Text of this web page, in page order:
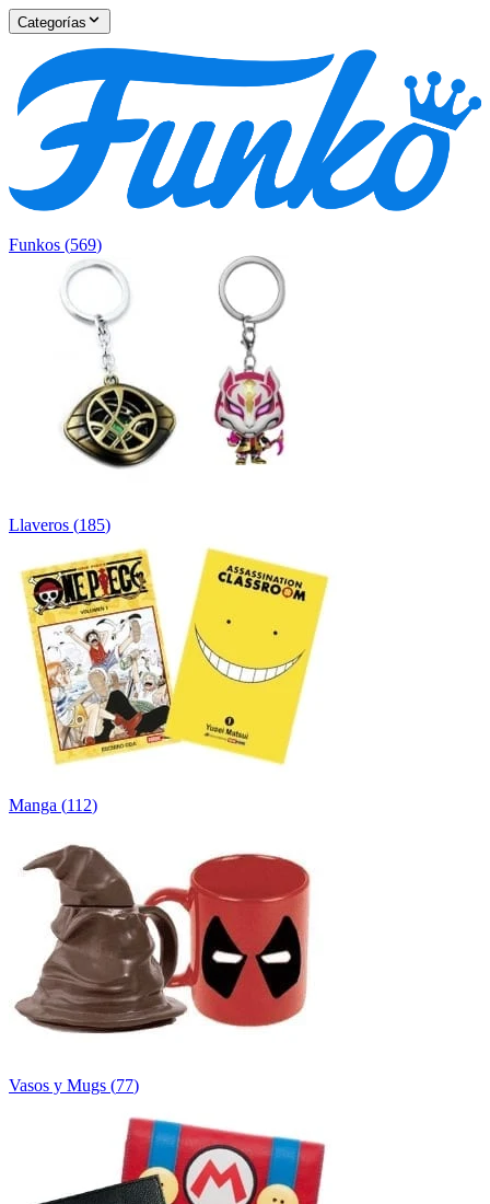
Categorías
Funkos (569)
Llaveros (185)
Manga (112)
Vasos y Mugs (77)